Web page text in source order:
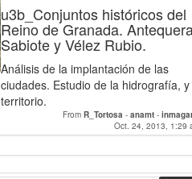
u3b_Conjuntos históricos del
Reino de Granada.
Sabiote y Vélez Rubio.
Análisis de la implantación de las
ciudades. Estudio de la hidrografía, y
territorio.
From R_Tortosa - anamt -
Oct. 24, 2013, 1:29